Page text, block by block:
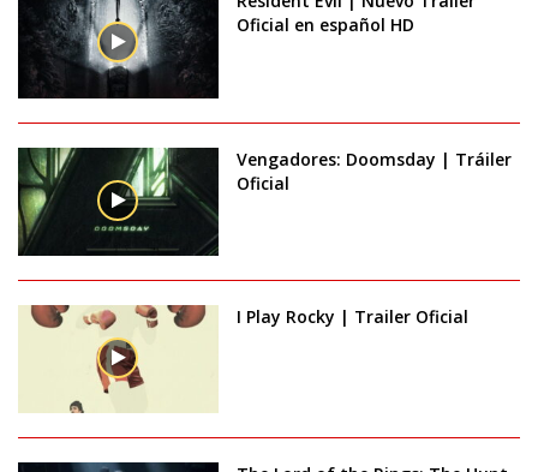
Oficial en español HD
Vengadores: Doomsday | Tráiler
Oficial
I Play Rocky | Trailer Oficial